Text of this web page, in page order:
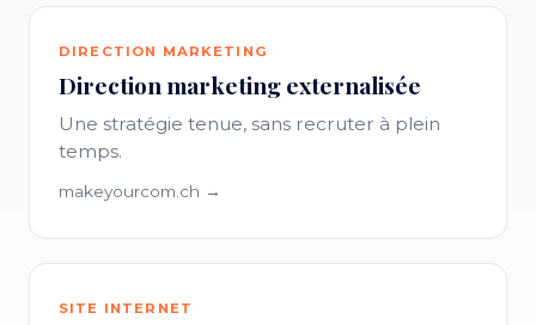
DIRECTION MARKETING
Direction marketing externalisée
Une stratégie tenue, sans recruter à plein
temps.
makeyourcom.ch →
SITE INTERNET